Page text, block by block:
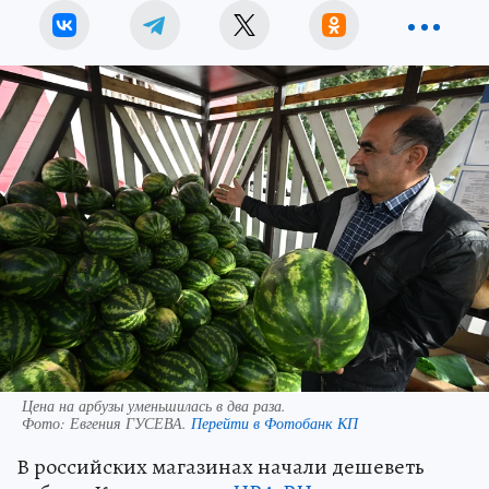
Цена на арбузы уменьшилась в два раза.
Фото: Евгения ГУСЕВА. Перейти в Фотобанк КП
В российских магазинах начали дешеветь